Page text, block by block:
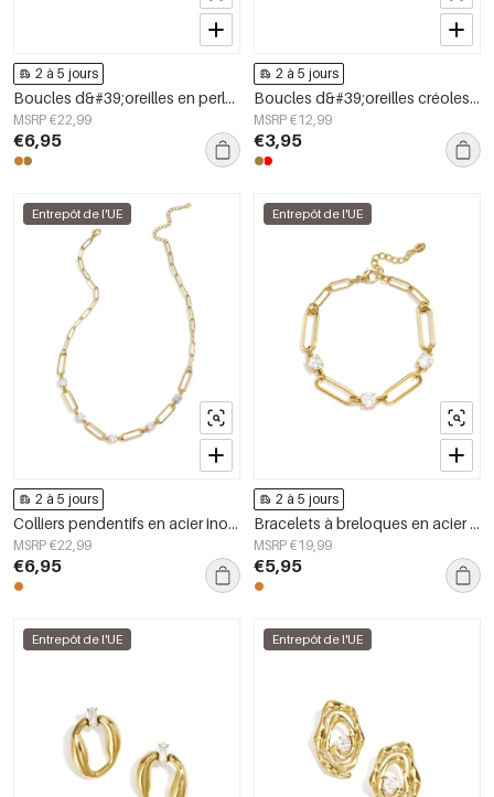
2 à 5 jours
Boucles d&#39;oreilles en perles d&#39;acier inoxydable, style floral, collection romantique décontractée pour le quotidien, bijoux pour femmes
MSRP €22,99
€6,95
2 à 5 jours
Boucles d&#39;oreilles créoles en acier inoxydable, style cœur, collection Daily Simple, bijoux pour femmes
MSRP €12,99
€3,95
Entrepôt de l'UE
2 à 5 jours
Colliers pendentifs en acier inoxydable, collection Cercle Simple Daily Simple, bijoux pour femmes
MSRP €22,99
€6,95
Entrepôt de l'UE
2 à 5 jours
Bracelets à breloques en acier inoxydable, style cercle, collection Daily Simple, bijoux pour femmes
MSRP €19,99
€5,95
Entrepôt de l'UE Entrepôt de l'UE